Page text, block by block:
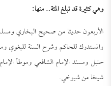
وهي كثيرة قد تبلغ المئة.. منها:
الأربعون حديثا من صحيح البخاري
والمستدرك للحاكم وشرح السنة للبغوي
حنبل ومسند الإمام الشافعي وموطأ
شيخا من شيوخي.